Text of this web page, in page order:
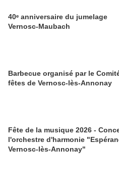
40ᵉ anniversaire du jumelage
Vernosc-Maubach
Barbecue organisé par le
fêtes de Vernosc-lès-Annonay
Fête de la musique 2026 -
l'orchestre d'harmonie
Vernosc-lès-Annonay"